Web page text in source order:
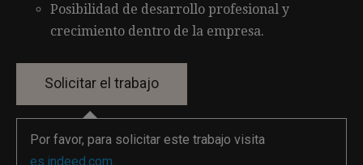
Posibilidad de desarrollo profesional y
crecimiento dentro de la empresa.
Por favor, para solicitar este trabajo visita
es.indeed.com.